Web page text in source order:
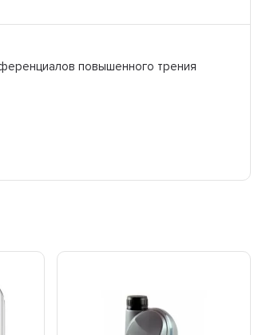
повышенного трения